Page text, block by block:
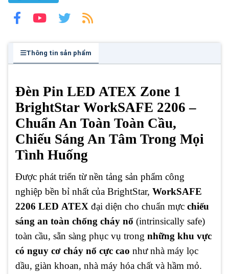
Thông tin sản phẩm
Đèn Pin LED ATEX Zone 1
BrightStar WorkSAFE 2206 –
Chuẩn An Toàn Toàn Cầu,
Chiếu Sáng An Tâm Trong Mọi
Tình Huống
Được phát triển từ nền tảng sản phẩm công
nghiệp bền bỉ nhất của BrightStar, WorkSAFE
2206 LED ATEX đại diện cho chuẩn mực chiếu
sáng an toàn chống cháy nổ (intrinsically safe)
toàn cầu, sẵn sàng phục vụ trong những khu vực
có nguy cơ cháy nổ cực cao như nhà máy lọc
dầu, giàn khoan, nhà máy hóa chất và hầm mỏ.